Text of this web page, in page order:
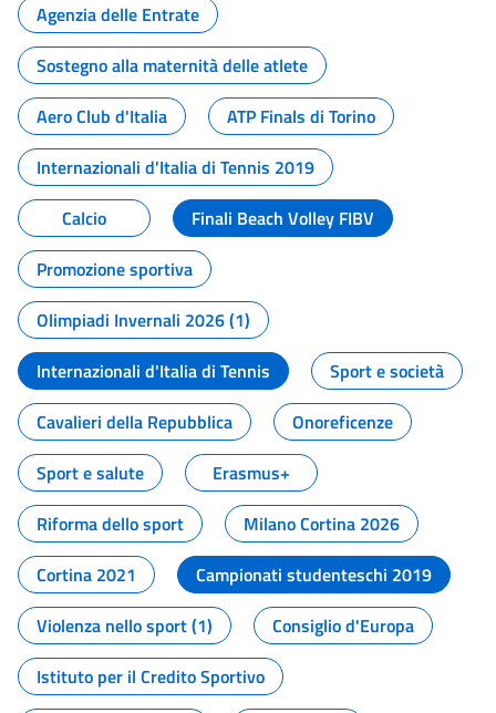
Agenzia delle Entrate
Sostegno alla maternità delle atlete
Aero Club d'Italia
ATP Finals di Torino
Internazionali d'Italia di Tennis 2019
Calcio
Finali Beach Volley FIBV
Promozione sportiva
Olimpiadi Invernali 2026 (1)
Internazionali d'Italia di Tennis
Sport e società
Cavalieri della Repubblica
Onoreficenze
Sport e salute
Erasmus+
Riforma dello sport
Milano Cortina 2026
Cortina 2021
Campionati studenteschi 2019
Violenza nello sport (1)
Consiglio d'Europa
Istituto per il Credito Sportivo